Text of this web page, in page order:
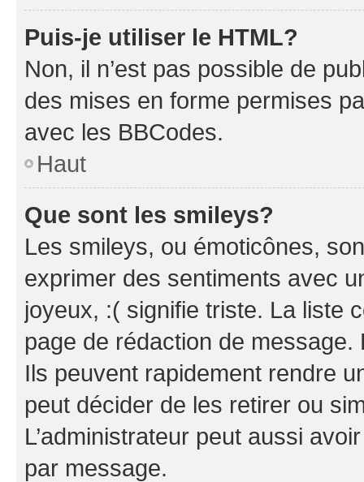
Puis-je utiliser le HTML?
Non, il n’est pas possible de
des mises en forme permises
avec les BBCodes.
Haut
Que sont les smileys?
Les smileys, ou émoticônes,
exprimer des sentiments avec
joyeux, :( signifie triste. La liste
page de rédaction de
Ils peuvent rapidement rendre
peut décider de les retirer ou
L’administrateur peut aussi
par message.